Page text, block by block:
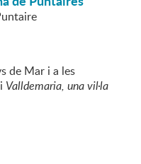
de Mar i a les
i Valldemaria, una vil·la